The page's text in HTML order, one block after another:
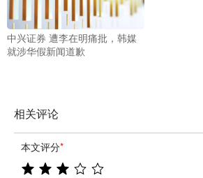
中兴证券 遭李在明痛批，韩媒
就涉华假新闻道歉
相关评论
本文评分*